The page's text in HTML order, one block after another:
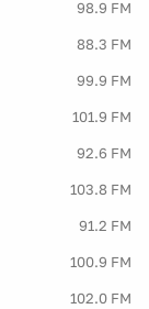
98.9 FM
88.3 FM
99.9 FM
101.9 FM
92.6 FM
103.8 FM
91.2 FM
100.9 FM
102.0 FM